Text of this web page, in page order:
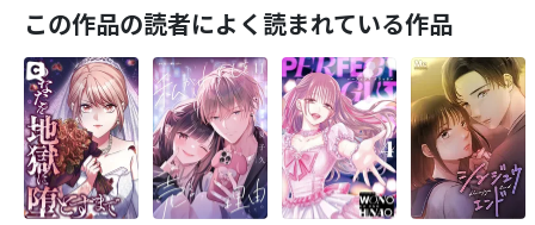
この作品の読者によく読まれている作品